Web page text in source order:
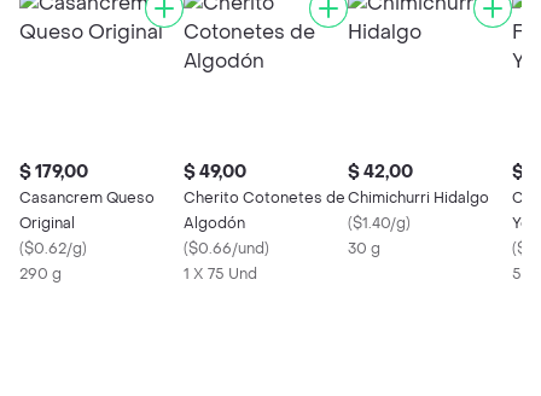
$ 179,00
Casancrem Queso
Original
($0.62/g)
290 g
$ 49,00
Cherito Cotonetes de
Algodón
($0.66/und)
1 X 75 Und
$ 42,00
Chimichurri Hidalgo
($1.40/g)
30 g
$
(